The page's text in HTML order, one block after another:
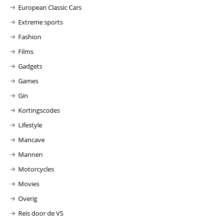
European Classic Cars
Extreme sports
Fashion
Films
Gadgets
Games
Gin
Kortingscodes
Lifestyle
Mancave
Mannen
Motorcycles
Movies
Overig
Reis door de VS